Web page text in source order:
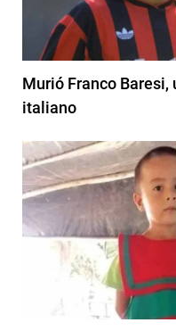
Murió Franco Baresi,
italiano